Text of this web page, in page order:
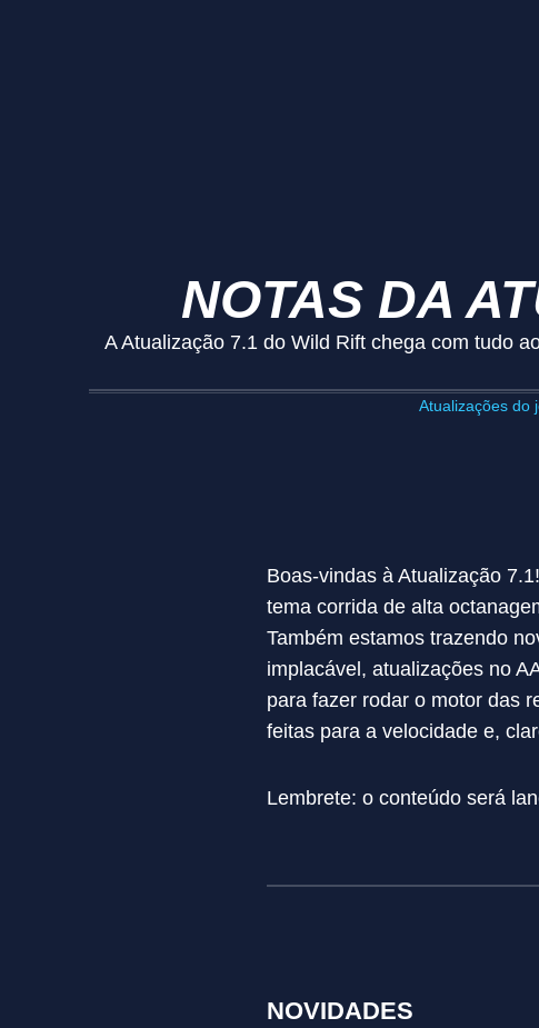
NOTAS DA
A Atualização 7.1 do Wild Rift chega com tudo
Atualizações do
Boas-vindas à Atualização
tema corrida de alta
Também estamos trazendo
implacável, atualizações no
para fazer rodar o motor das
feitas para a velocidade e,
Lembrete: o conteúdo será
NOVIDADES